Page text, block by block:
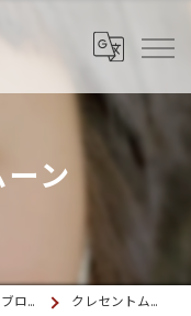
ン
ブログ クレセントムーン